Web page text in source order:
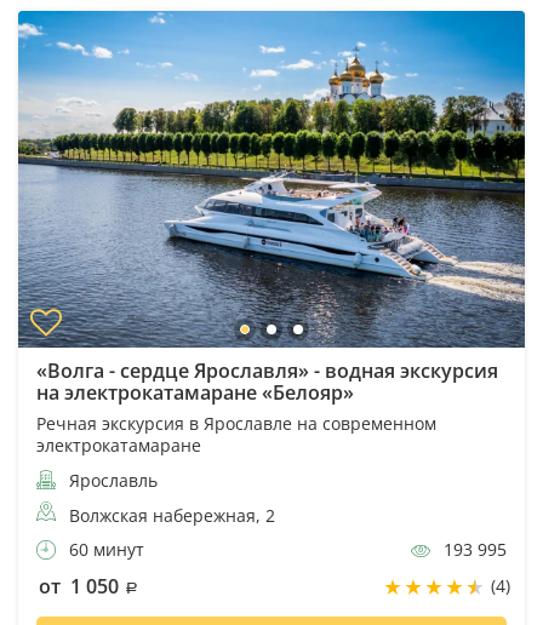
«Волга - сердце Ярославля» - водная экскурсия
на электрокатамаране «Белояр»
Речная экскурсия в Ярославле на современном
электрокатамаране
Ярославль
Волжская набережная, 2
60 минут
193 995
от 1 050 (4)